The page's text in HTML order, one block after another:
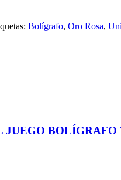
Bolígrafo, Oro Rosa,
JUEGO